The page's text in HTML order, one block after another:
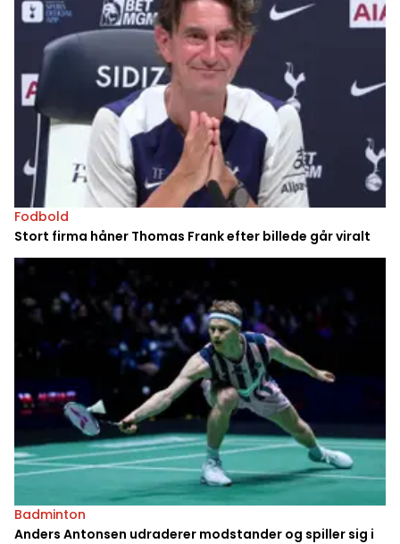
Fodbold
Stort firma håner Thomas Frank efter billede går viralt
Badminton
Anders Antonsen udraderer modstander og spiller sig i